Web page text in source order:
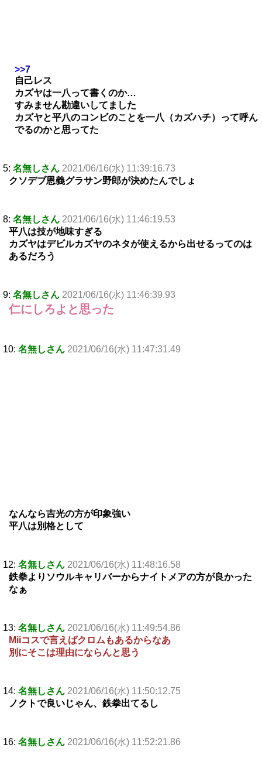
>>7
自己レス
カズヤは一八って書くのか…
すみません勘違いしてました
カズヤと平八のコンビのことを一八（カズハチ）って呼ん
でるのかと思ってた
5: 名無しさん 2021/06/16(水) 11:39:16.73
クソデブ恩義グラサン野郎が決めたんでしょ
8: 名無しさん 2021/06/16(水) 11:46:19.53
平八は技が地味すぎる
カズヤはデビルカズヤのネタが使えるから出せるってのは
あるだろう
9: 名無しさん 2021/06/16(水) 11:46:39.93
仁にしろよと思った
10: 名無しさん 2021/06/16(水) 11:47:31.49
なんなら吉光の方が印象強い
平八は別格として
12: 名無しさん 2021/06/16(水) 11:48:16.58
鉄拳よりソウルキャリバーからナイトメアの方が良かった
なぁ
13: 名無しさん 2021/06/16(水) 11:49:54.86
Miiコスで言えばクロムもあるからなあ
別にそこは理由にならんと思う
14: 名無しさん 2021/06/16(水) 11:50:12.75
ノクトで良いじゃん、鉄拳出てるし
16: 名無しさん 2021/06/16(水) 11:52:21.86